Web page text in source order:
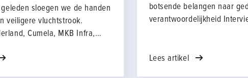
sloegen we de handen
veiligere vluchtstrook.
Cumela, MKB Infra,
gingen aan de slag om er
botsende belangen naar
verantwoordelijkheid
vanuit een besef van
Lees artikel